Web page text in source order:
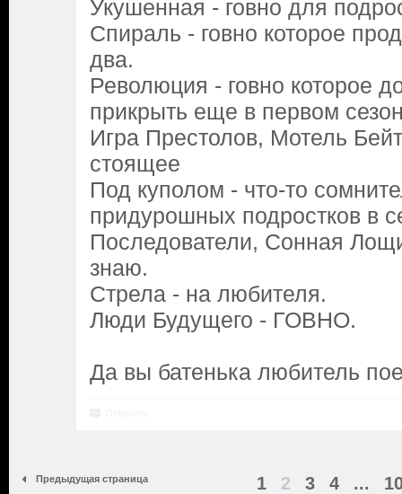
Укушенная - говно для
Спираль - говно которое
два.
Революция - говно которое
прикрыть еще в первом
Игра Престолов, Мотель
стоящее
Под куполом - что-то
придурошных подростков в
Последователи, Сонная
знаю.
Стрела - на любителя.
Люди Будущего - ГОВНО.
Да вы батенька любитель
Предыдущая страница 1 2 3 4 ...